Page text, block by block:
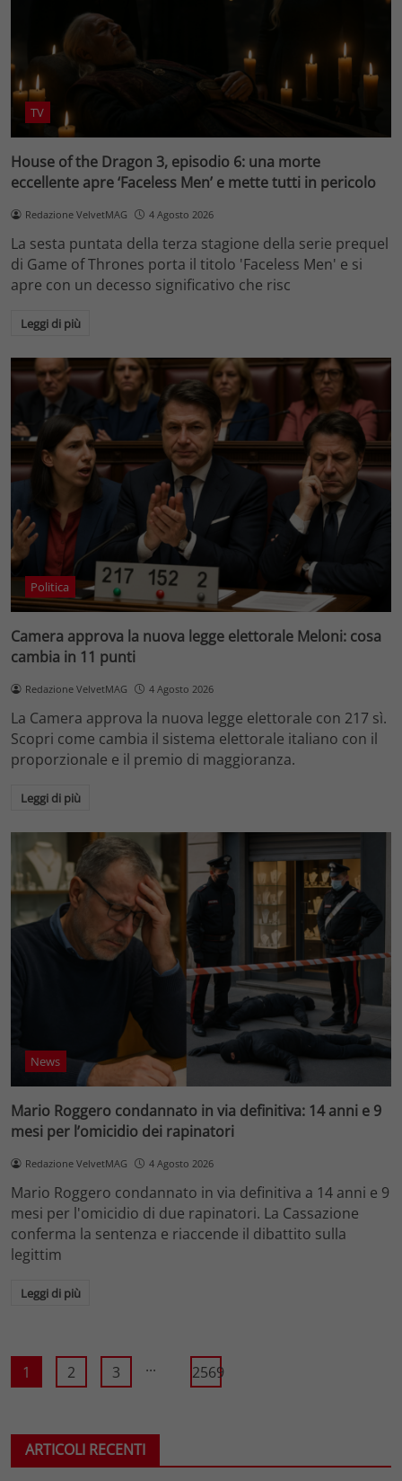
TV
House of the Dragon 3, episodio 6: una morte
eccellente apre ‘Faceless Men’ e mette tutti in pericolo
Redazione VelvetMAG 4 Agosto 2026
La sesta puntata della terza stagione della serie prequel
di Game of Thrones porta il titolo 'Faceless Men' e si
apre con un decesso significativo che risc
Leggi di più
Politica
Camera approva la nuova legge elettorale Meloni: cosa
cambia in 11 punti
Redazione VelvetMAG 4 Agosto 2026
La Camera approva la nuova legge elettorale con 217 sì.
Scopri come cambia il sistema elettorale italiano con il
proporzionale e il premio di maggioranza.
Leggi di più
News
Mario Roggero condannato in via definitiva: 14 anni e 9
mesi per l’omicidio dei rapinatori
Redazione VelvetMAG 4 Agosto 2026
Mario Roggero condannato in via definitiva a 14 anni e 9
mesi per l'omicidio di due rapinatori. La Cassazione
conferma la sentenza e riaccende il dibattito sulla
legittim
Leggi di più
1 2 3 ... 2569
ARTICOLI RECENTI